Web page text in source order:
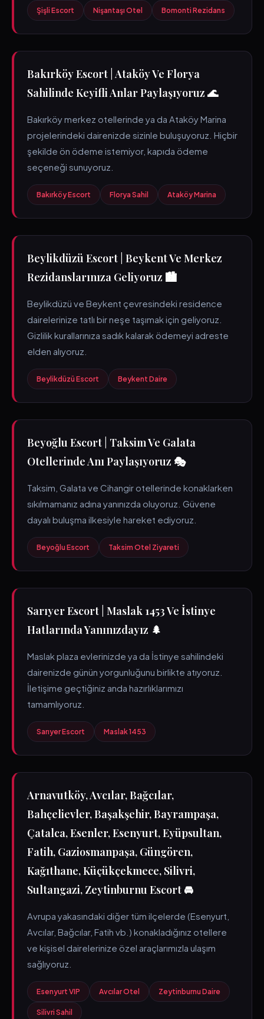
Şişli Escort Nişantaşı Otel Bomonti Rezidans
Bakırköy Escort | Ataköy Ve Florya
Sahilinde Keyifli Anlar Paylaşıyoruz 🌊
Bakırköy merkez otellerinde ya da Ataköy Marina
projelerindeki dairenizde sizinle buluşuyoruz. Hiçbir
şekilde ön ödeme istemiyor, kapıda ödeme
seçeneği sunuyoruz.
Bakırköy Escort Florya Sahil Ataköy Marina
Beylikdüzü Escort | Beykent Ve Merkez
Rezidanslarınıza Geliyoruz 🏙️
Beylikdüzü ve Beykent çevresindeki residence
dairelerinize tatlı bir neşe taşımak için geliyoruz.
Gizlilik kurallarınıza sadık kalarak ödemeyi adreste
elden alıyoruz.
Beylikdüzü Escort Beykent Daire
Beyoğlu Escort | Taksim Ve Galata
Otellerinde Anı Paylaşıyoruz 🎭
Taksim, Galata ve Cihangir otellerinde konaklarken
sıkılmamanız adına yanınızda oluyoruz. Güvene
dayalı buluşma ilkesiyle hareket ediyoruz.
Beyoğlu Escort Taksim Otel Ziyareti
Sarıyer Escort | Maslak 1453 Ve İstinye
Hatlarında Yanınızdayız 🌲
Maslak plaza evlerinizde ya da İstinye sahilindeki
dairenizde günün yorgunluğunu birlikte atıyoruz.
İletişime geçtiğiniz anda hazırlıklarımızı
tamamlıyoruz.
Sarıyer Escort Maslak 1453
Arnavutköy, Avcılar, Bağcılar,
Bahçelievler, Başakşehir, Bayrampaşa,
Çatalca, Esenler, Esenyurt, Eyüpsultan,
Fatih, Gaziosmanpaşa, Güngören,
Kağıthane, Küçükçekmece, Silivri,
Sultangazi, Zeytinburnu Escort 🚘
Avrupa yakasındaki diğer tüm ilçelerde (Esenyurt,
Avcılar, Bağcılar, Fatih vb.) konakladığınız otellere
ve kişisel dairelerinize özel araçlarımızla ulaşım
sağlıyoruz.
Esenyurt VIP Avcılar Otel Zeytinburnu Daire
Silivri Sahil